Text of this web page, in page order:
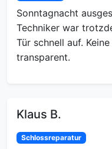
Sonntagnacht
Techniker war
Tür schnell auf.
transparent.
Klaus B.
Schlossreparatur